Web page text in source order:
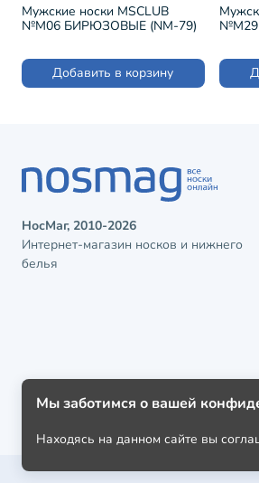
Мужские носки MSCLUB
№М06 БИРЮЗОВЫЕ (NM-79)
Добавить в корзину
№М29
НосМаг, 2010-2026
Интернет-магазин носков и нижнего
белья
Мы заботимся о вашей
Находясь на данном сайте вы